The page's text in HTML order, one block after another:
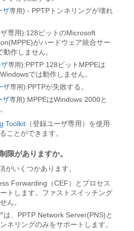
ザ専用) - PPTPトンネリングが壊れ
専用):128ビットのMicrosoft
がハードウェア統合サー
作しません。
専用):PPTP 128ビットMPPEは
では動作しません。
ザ専用):PPTPが失敗する。
ザ専用):MPPEはWindows 2000と
Toolkit （登録ユーザ専用）を使用
ことができます。
限がありますか。
がいくつかあります。
Forwarding（CEF）とプロセス
トします。ファストスイッチング
ん。
は、PPTP Network Server(PNS)と
ネリングのみをサポートします。